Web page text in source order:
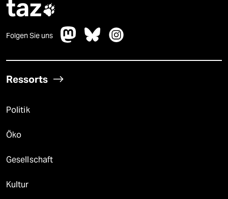
taz
Folgen Sie uns
Ressorts
Politik
Öko
Gesellschaft
Kultur